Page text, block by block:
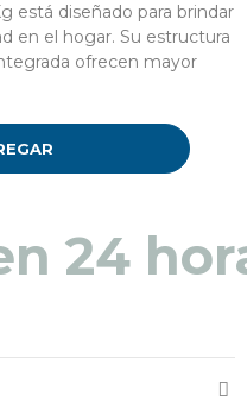
está diseñado para brindar
en el hogar. Su estructura
ofrecen mayor
24